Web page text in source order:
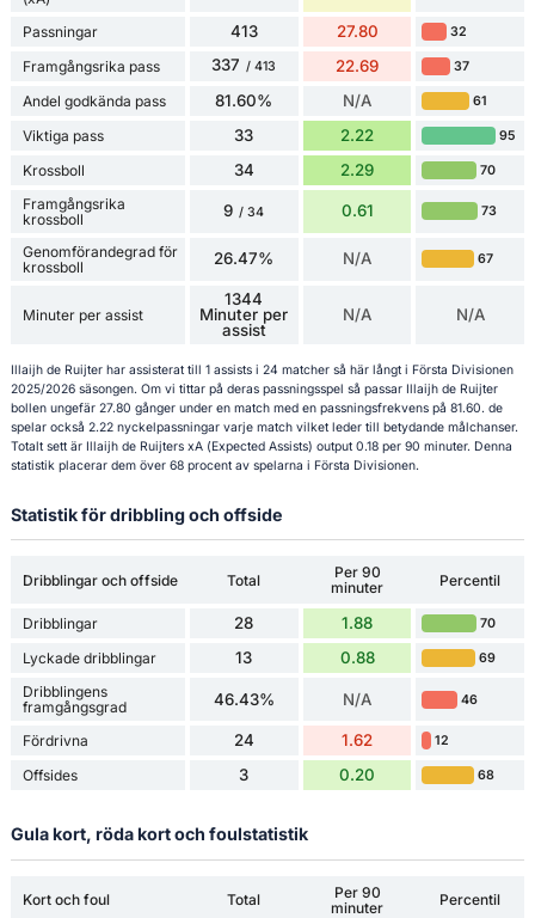
Passningar
413 27.80 32
Framgångsrika pass 337 / 413 22.69 37
Andel godkända pass 81.60% N/A 61
Viktiga pass 33 2.22 95
Krossboll 34 2.29 70
Framgångsrika
krossboll
9 / 34 0.61 73
Genomförandegrad för
krossboll
26.47% N/A 67
Minuter per assist
1344
Minuter per
assist
N/A N/A
Illaijh de Ruijter har assisterat till 1 assists i 24 matcher så här långt i Första Divisionen
2025/2026 säsongen. Om vi tittar på deras passningsspel så passar Illaijh de Ruijter
bollen ungefär 27.80 gånger under en match med en passningsfrekvens på 81.60. de
spelar också 2.22 nyckelpassningar varje match vilket leder till betydande målchanser.
Totalt sett är Illaijh de Ruijters xA (Expected Assists) output 0.18 per 90 minuter. Denna
statistik placerar dem över 68 procent av spelarna i Första Divisionen.
Statistik för dribbling och offside
Dribblingar och offside Total
Per 90
minuter
Percentil
Dribblingar 28 1.88 70
Lyckade dribblingar 13 0.88 69
Dribblingens
framgångsgrad
46.43% N/A 46
Fördrivna 24 1.62 12
Offsides 3 0.20 68
Gula kort, röda kort och foulstatistik
Kort och foul Total
Per 90
minuter
Percentil